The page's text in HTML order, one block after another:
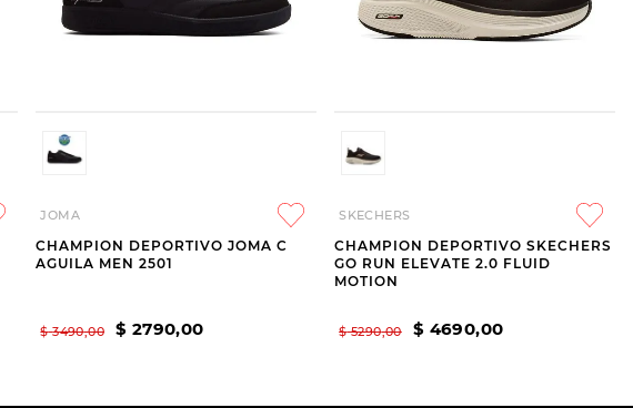
JOMA
CHAMPION DEPORTIVO JOMA C
AGUILA MEN 2501
$ 3490,00 $ 2790,00
SKECHERS
CHAMPION DEPORTIVO SKECHERS
GO RUN ELEVATE 2.0 FLUID
MOTION
$ 5290,00 $ 4690,00